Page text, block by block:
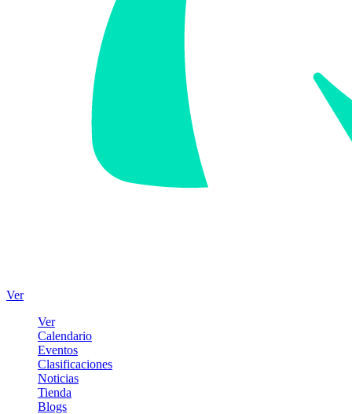
Ver
Ver
Calendario
Eventos
Clasificaciones
Noticias
Tienda
Blogs